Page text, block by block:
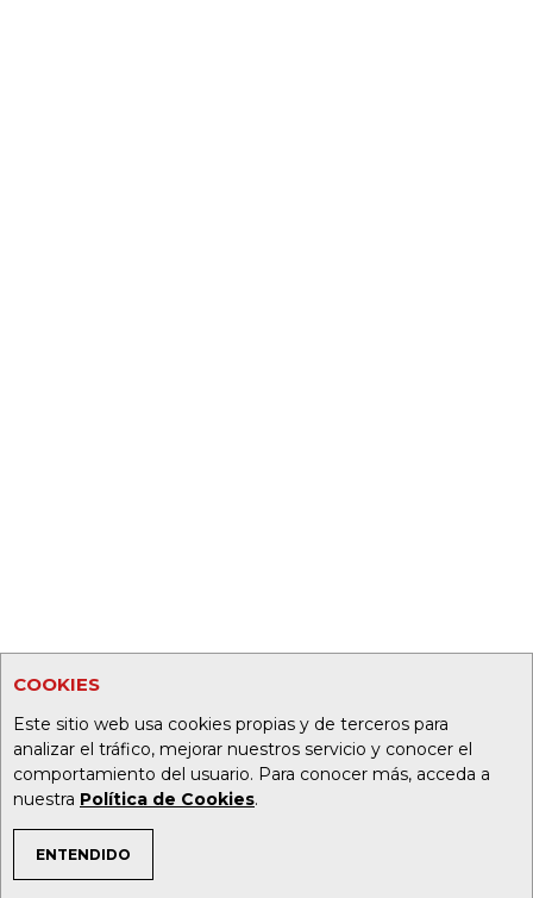
COOKIES
Este sitio web usa cookies propias y de terceros para
analizar el tráfico, mejorar nuestros servicio y conocer el
comportamiento del usuario. Para conocer más, acceda a
nuestra Política de Cookies.
ENTENDIDO
TEMAS DE INTERÉS